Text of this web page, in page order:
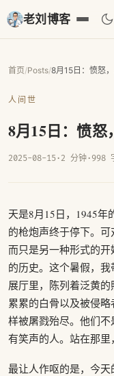
老刘博客
首页/Posts/8月15日：愤怒
人间世
8月15日：愤
2025-08-15· 2 分钟· 998
天是8月15日，1945年
的枪炮声终于停下。可
而只是另一种形式的
的历史。这个暑假，
展厅里，陈列着泛黄的
累累的白骨以及被侵
样被屠戮殆尽。他们不
有笑声的人。站在那里
最让人作呕的是，今天